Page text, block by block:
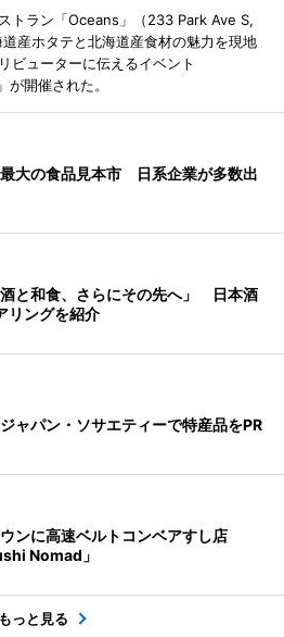
トラン「Oceans」（233 Park Ave S,
産ホタテと北海道産食材の魅力を現地
ビューターに伝えるイベント
開催された。
大の食品見本市 日系企業が多数出
と和食、さらにその先へ」 日本酒
リングを紹介
ャパン・ソサエティーで特産品をPR
ンに高速ベルトコンベアすし店
Nomad」
もっと見る